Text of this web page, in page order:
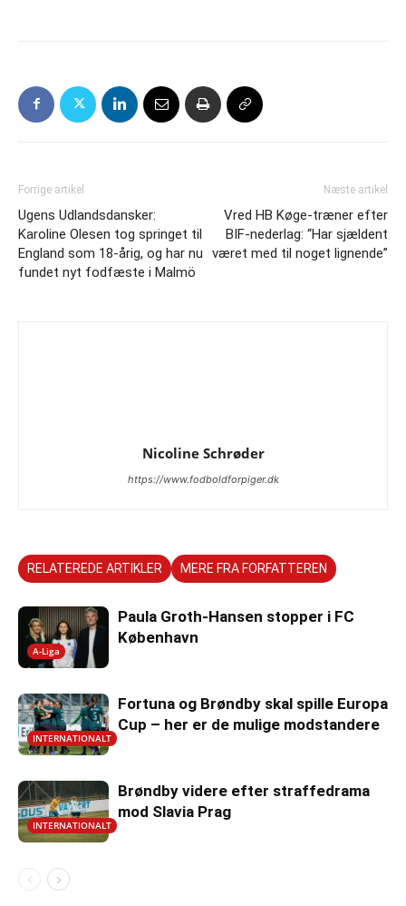
Forrige artikel
Ugens Udlandsdansker:
Karoline Olesen tog springet til
England som 18-årig, og har nu
fundet nyt fodfæste i Malmö
Næste artikel
Vred HB Køge-træner efter
BIF-nederlag: “Har sjældent
været med til noget lignende”
Nicoline Schrøder
https://www.fodboldforpiger.dk
RELATEREDE ARTIKLER MERE FRA FORFATTEREN
A-Liga
Paula Groth-Hansen stopper i FC
København
INTERNATIONALT
Fortuna og Brøndby skal spille Europa
Cup – her er de mulige modstandere
INTERNATIONALT
Brøndby videre efter straffedrama
mod Slavia Prag